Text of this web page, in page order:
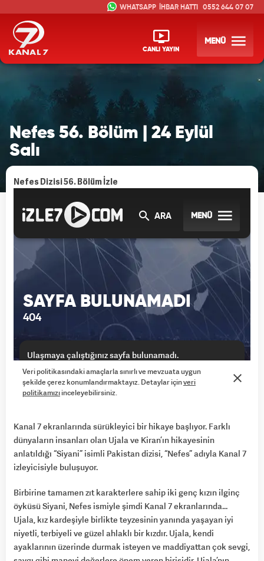
CANLI YAYIN
MENÜ
İHBAR HATTI 0552 644 07 07
Nefes 56. Bölüm | 24 Eylül
Salı
Nefes Dizisi 56. Bölüm İzle
Kanal 7 ekranlarında sürükleyici bir hikaye başlıyor. Farklı
dünyaların insanları olan Ujala ve Kiran’ın hikayesinin
anlatıldığı “Siyani” isimli Pakistan dizisi, “Nefes” adıyla Kanal 7
izleyicisiyle buluşuyor.
Birbirine tamamen zıt karakterlere sahip iki genç kızın ilginç
öyküsü Siyani, Nefes ismiyle şimdi Kanal 7 ekranlarında…
Ujala, kız kardeşiyle birlikte teyzesinin yanında yaşayan iyi
niyetli, terbiyeli ve güzel ahlaklı bir kızdır. Ujala, kendi
ayaklarının üzerinde durmak isteyen ve maddiyattan çok sevgi,